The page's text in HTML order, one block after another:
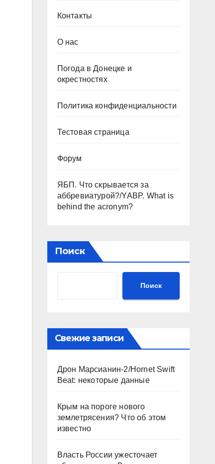
Контакты
О нас
Погода в Донецке и
окрестностях
Политика конфиденциальности
Тестовая страница
Форум
ЯБП. Что скрывается за
аббревиатурой?/YABP. What is
behind the acronym?
Поиск
Поиск
Свежие записи
Дрон Марсианин-2/Hornet Swift
Beat: некоторые данные
Крым на пороге нового
землетрясения? Что об этом
известно
Власть России ужесточает